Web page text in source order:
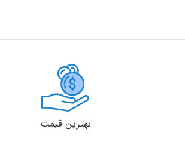
بهترین قیمت